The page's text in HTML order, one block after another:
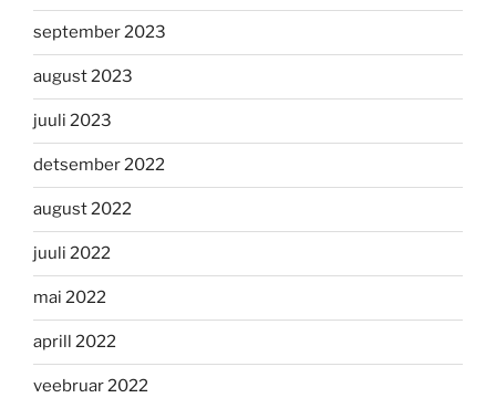
september 2023
august 2023
juuli 2023
detsember 2022
august 2022
juuli 2022
mai 2022
aprill 2022
veebruar 2022